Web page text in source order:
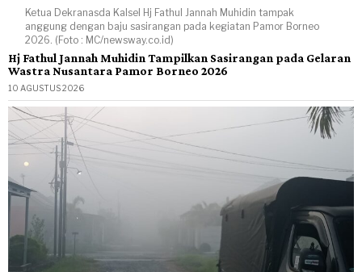
Ketua Dekranasda Kalsel Hj Fathul Jannah Muhidin tampak
anggung dengan baju sasirangan pada kegiatan Pamor Borneo
2026. (Foto : MC/newsway.co.id)
Hj Fathul Jannah Muhidin Tampilkan Sasirangan pada Gelaran
Wastra Nusantara Pamor Borneo 2026
10 AGUSTUS 2026